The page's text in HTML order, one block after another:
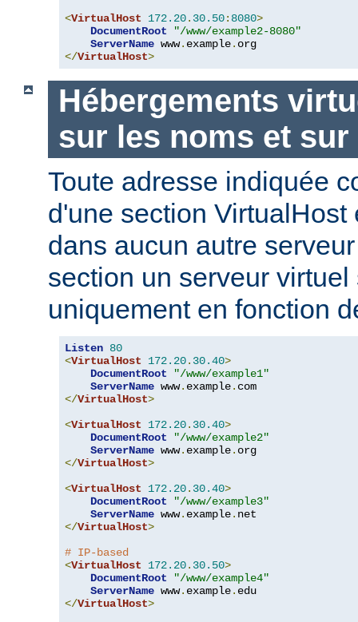
<VirtualHost 172.20. 30.50: 8080>
DocumentRoot
"/www/example2-8080"
ServerName www. example.
</VirtualHost>
Hébergements
sur les noms et sur
Toute adresse indiquée
d'une section VirtualHost
dans aucun autre
section un serveur
uniquement en fonction
Listen 80
<VirtualHost 172.20. 30.40>
DocumentRoot
"/www/example1"
ServerName www. example.
</VirtualHost>
<VirtualHost 172.20. 30.40>
DocumentRoot
"/www/example2"
ServerName www. example.
</VirtualHost>
<VirtualHost 172.20. 30.40>
DocumentRoot
"/www/example3"
ServerName www. example.
</VirtualHost>
# IP-based
<VirtualHost 172.20. 30.50>
DocumentRoot
"/www/example4"
ServerName www. example.
</VirtualHost>